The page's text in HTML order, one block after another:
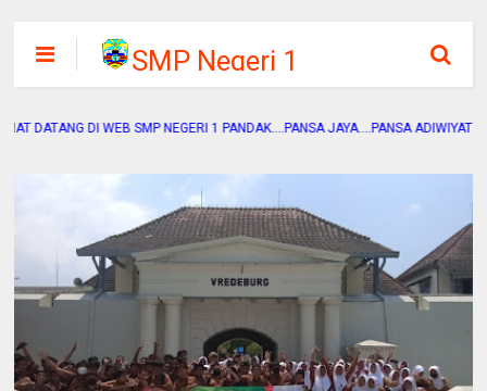
SMP Negeri 1
Pandak
SMP NEGERI 1 PANDAK....PANSA JAYA....PANSA ADIWIYATA....PANSA